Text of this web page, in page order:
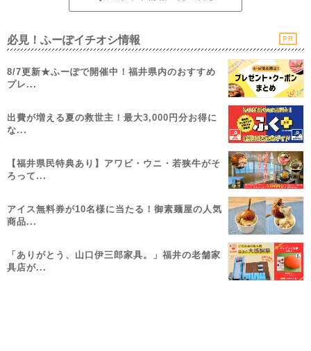
必見！ふーぽイチオシ情報 PR
8/7更新★ふーぽで開催中！福井県内のおすすめ
プレ...
出費が増える夏の救世主！最大3,000円分お得に
な...
【福井県民特典あり】アワビ・ウニ・若狭牛がそ
ろって...
アイス無料券が10名様に当たる！御素麺屋の人気
商品...
「ありがとう、山口伊三郎家具。」福井の老舗家
具店が...